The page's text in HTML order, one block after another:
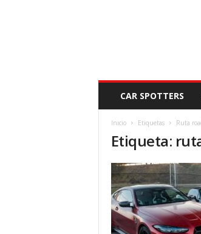
V
CAR SPOTTERS
Inicio Etiquetas Ruta
Etiqueta: